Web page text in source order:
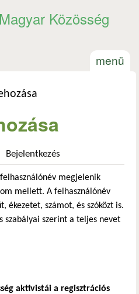
Közösség
menü
fül)
Bejelentkezés
megjelenik
mellett. A felhasználónév
ékezetet, számot, és szóközt is.
szabályai szerint a teljes nevet
aktivistái a regisztrációs